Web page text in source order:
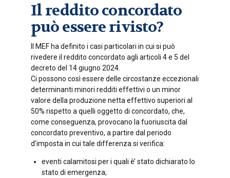
Il reddito concordato
può essere rivisto?
Il MEF ha definito i casi particolari in cui si può
rivedere il reddito concordato agli articoli 4 e 5 del
decreto del 14 giugno 2024.
Ci possono così essere delle circostanze eccezionali
determinanti minori redditi effettivi o un minor
valore della produzione netta effettivo superiori al
50% rispetto a quelli oggetto di concordato, che,
come conseguenza, provocano la fuoriuscita dal
concordato preventivo, a partire dal periodo
d’imposta in cui tale differenza si verifica:
eventi calamitosi per i quali è’ stato dichiarato lo
stato di emergenza;